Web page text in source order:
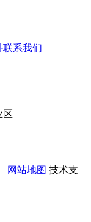
联系我们
区
网站地图 技术支